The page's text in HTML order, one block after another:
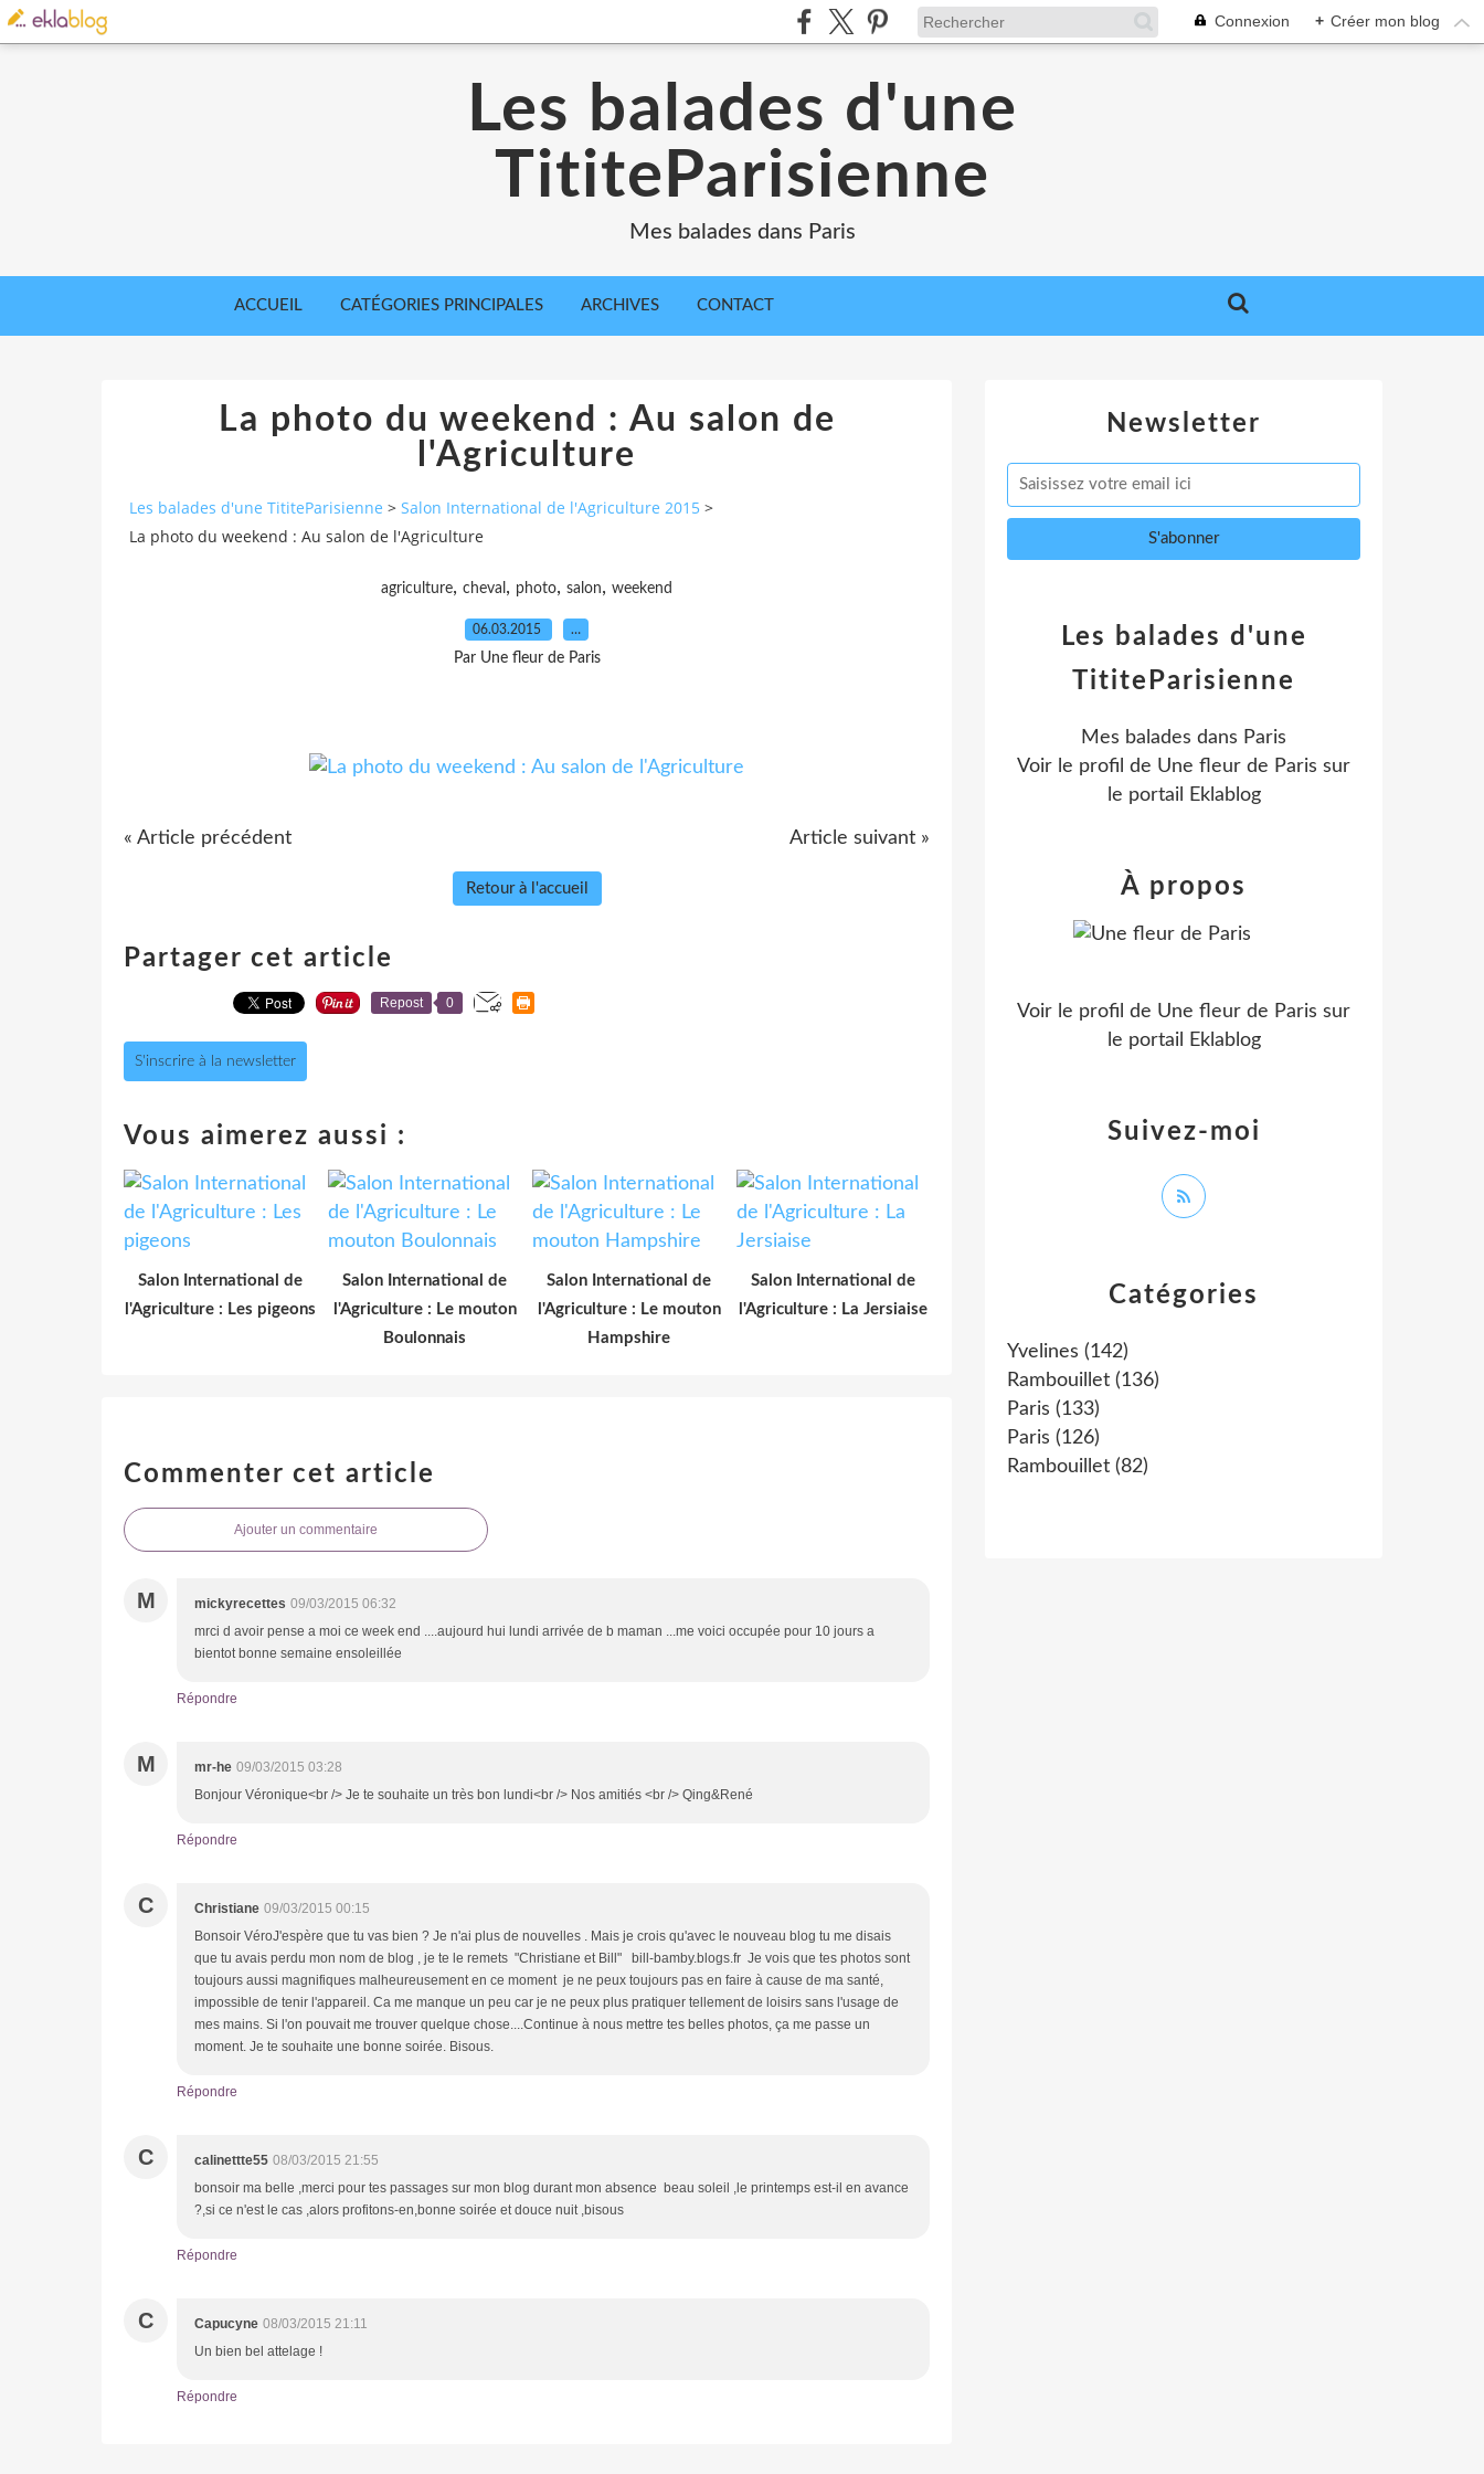
Connexion + Créer mon blog
Les balades d'une
TititeParisienne
Mes balades dans Paris
ACCUEIL CATÉGORIES PRINCIPALES ARCHIVES CONTACT
La photo du weekend : Au salon de
l'Agriculture
Les balades d'une TititeParisienne > Salon International de l'Agriculture 2015 >
La photo du weekend : Au salon de l'Agriculture
agriculture, cheval , photo, salon, weekend
06.03.2015 …
Par Une fleur de Paris
« Article précédent Article suivant »
Retour à l'accueil
Partager cet article
Repost 0
S'inscrire à la newsletter
Vous aimerez aussi :
Salon International de
l'Agriculture : Les pigeons
Salon International de
l'Agriculture : Le mouton
Boulonnais
Salon International de
l'Agriculture : Le mouton
Hampshire
Salon International de
l'Agriculture : La Jersiaise
Commenter cet article
Ajouter un commentaire
M mickyrecettes 09/03/2015 06:32
mrci d avoir pense a moi ce week end ....aujourd hui lundi arrivée de b maman ...me voici occupée pour 10 jours a
bientot bonne semaine ensoleillée
Répondre
M mr-he 09/03/2015 03:28
Bonjour Véronique<br /> Je te souhaite un très bon lundi<br /> Nos amitiés <br /> Qing&René
Répondre
C Christiane 09/03/2015 00:15
Bonsoir VéroJ'espère que tu vas bien ? Je n'ai plus de nouvelles . Mais je crois qu'avec le nouveau blog tu me disais
que tu avais perdu mon nom de blog , je te le remets "Christiane et Bill" bill-bamby.blogs.fr Je vois que tes photos sont
toujours aussi magnifiques malheureusement en ce moment je ne peux toujours pas en faire à cause de ma santé,
impossible de tenir l'appareil. Ca me manque un peu car je ne peux plus pratiquer tellement de loisirs sans l'usage de
mes mains. Si l'on pouvait me trouver quelque chose....Continue à nous mettre tes belles photos, ça me passe un
moment. Je te souhaite une bonne soirée. Bisous.
Répondre
C calinettte55 08/03/2015 21:55
bonsoir ma belle ,merci pour tes passages sur mon blog durant mon absence beau soleil ,le printemps est-il en avance
?,si ce n'est le cas ,alors profitons-en,bonne soirée et douce nuit ,bisous
Répondre
C Capucyne 08/03/2015 21:11
Un bien bel attelage !
Répondre
Newsletter
Catégories
Yvelines (142)
Rambouillet (136)
Paris (133)
Paris (126)
Rambouillet (82)
Les balades d'une
TititeParisienne
Mes balades dans Paris
Voir le profil de Une fleur de Paris sur
le portail Eklablog
Suivez-moi
À propos
Voir le profil de Une fleur de Paris sur
le portail Eklablog